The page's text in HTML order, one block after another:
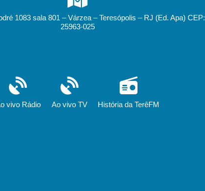
1083 sala 801 – Várzea – Teresópolis – RJ (Ed. Apa) CEP:
25963-025
vivo Rádio Ao vivo TV História da TerêFM